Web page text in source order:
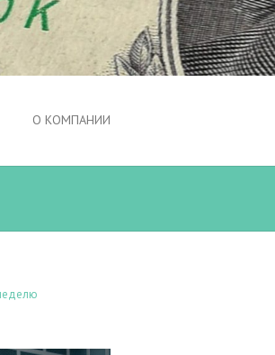
О КОМПАНИИ